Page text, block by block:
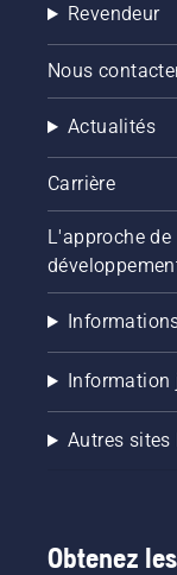
Revendeur
Nous
Actualités
Carrière
L'approche
Information
Autres sites
Obtenez